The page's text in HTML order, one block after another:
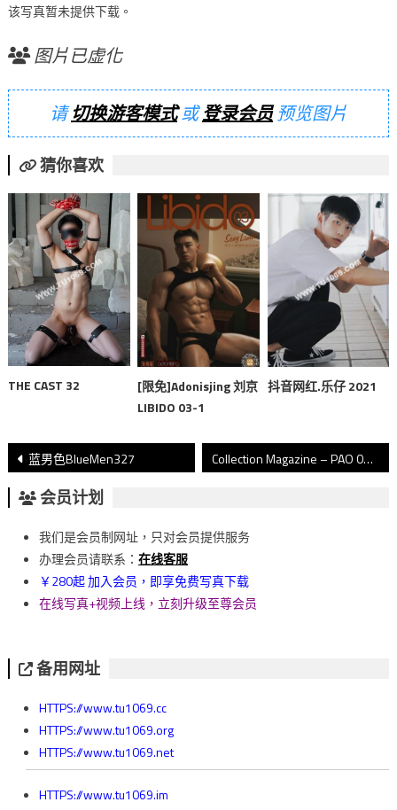
该写真暂未提供下载。
图片已虚化
请切换游客模式或登录会员预览图片
猜你喜欢
THE CAST 32
[限免]Adonisjing 刘京
LIBIDO 03-1
抖音网红.乐仔 2021
文
章
導
覽
蓝男色BlueMen327 Collection Magazine – PAO 02
会员计划
我们是会员制网址，只对会员提供服务
办理会员请联系： 在线客服
￥280起 加入会员，即享免费写真下载
在线写真+视频上线，立刻升级至尊会员
备用网址
HTTPS://www.tu1069.cc
HTTPS://www.tu1069.org
HTTPS://www.tu1069.net
HTTPS://www.tu1069.im